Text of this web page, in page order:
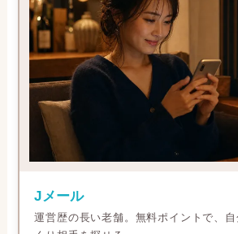
Jメール
運営歴の長い老舗。無料ポイントで、